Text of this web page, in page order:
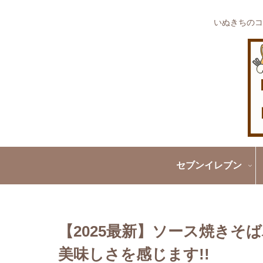
いぬきちの
セブンイレブン
【2025最新】ソース焼きそ
美味しさを感じます!!